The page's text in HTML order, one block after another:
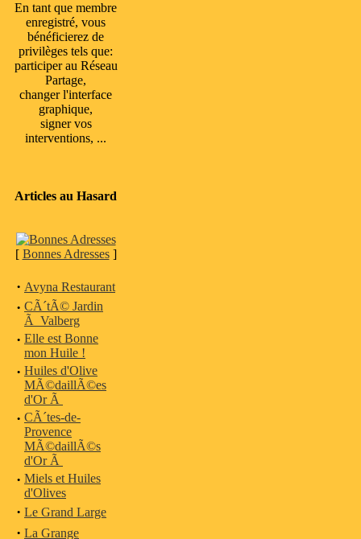
En tant que membre
enregistré, vous
bénéficierez de
privilèges tels que:
participer au Réseau
Partage,
changer l'interface
graphique,
signer vos
interventions, ...
Articles au Hasard
[ Bonnes Adresses]
· Avyna Restaurant
· CÃ´tÃ© Jardin
Ã Valberg
· Elle est Bonne
mon Huile !
· Huiles d'Olive
MÃ©daillÃ©es
d'Or Ã
· CÃ´tes-de-
Provence
MÃ©daillÃ©s
d'Or Ã
· Miels et Huiles
d'Olives
· Le Grand Large
· La Grange